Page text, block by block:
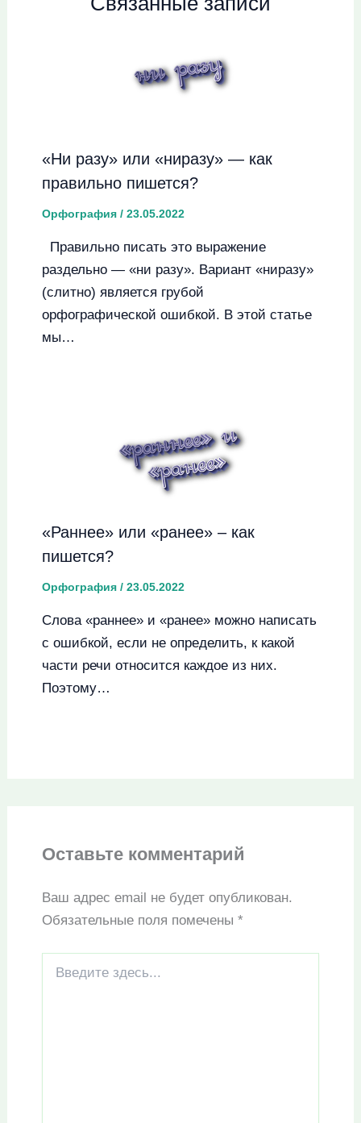
«Ни разу» или «ниразу» — как
правильно пишется?
Орфография/ 23.05.2022
Правильно писать это выражение
раздельно — «ни разу». Вариант «ниразу»
(слитно) является грубой
орфографической ошибкой. В этой статье
мы…
«Раннее» или «ранее» – как
пишется?
Орфография/ 23.05.2022
Слова «раннее» и «ранее» можно написать
с ошибкой, если не определить, к какой
части речи относится каждое из них.
Поэтому…
Оставьте комментарий
Ваш адрес email не будет опубликован.
Обязательные поля помечены *
здесь...